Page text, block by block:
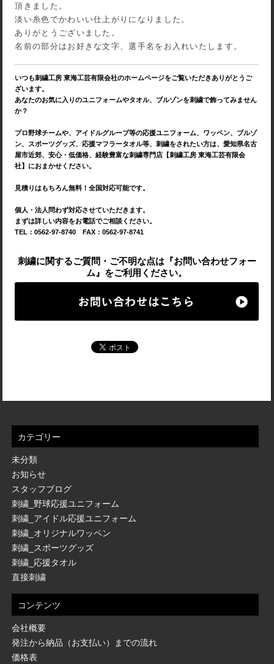
頂きました。
淡い糸色でかわいい仕上がりになりました。
ありがとうございました。
名前の部分はお好きな文字、選手名をお入れいたします。
いつも刺繍工房 東海工芸有限会社のホームページをご覧いただきありがとうご
ざいます。
あなたのお気に入りのユニフォームやタオル、ブルゾンを刺繍で飾ってみません
か？
プロ野球チームや、アイドルグループ等の応援ユニフォーム、ワッペン、ブルゾ
ン、スポーツグッズ、応援マフラータオル等、刺繍をされたい方は、愛知県名古
屋市近郊、安心・低価格、経験豊富な刺繍専門店【刺繍工房 東海工芸有限会
社】におまかせください。
見積りはもちろん無料！全国対応可能です。
個人・法人問わず対応させていただきます。
まずは詳しい内容をお電話でご相談ください。
TEL：0562-97-8740 FAX：0562-97-8741
刺繍に関するご質問・ご不明な点は『お問い合わせフォー
ム』をご利用ください。
カテゴリー
未分類
お知らせ
スタッフブログ
刺繍_野球応援ユニフォーム
刺繍_アイドル応援ユニフォーム
刺繍_オリジナルワッペン
刺繍_スポーツグッズ
刺繍_応援タオル
直接刺繍
コンテンツ
会社概要
発注から納品（お支払い）までの流れ
価格表